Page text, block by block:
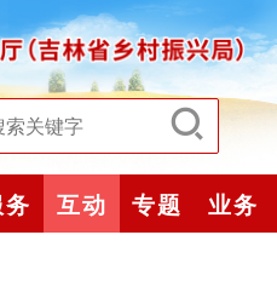
互动 专题 业务